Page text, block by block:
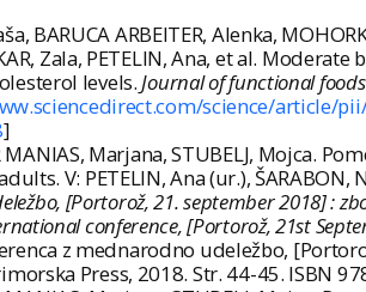
BARUCA ARBEITER, Alenka,
Zala, PETELIN, Ana, et al.
levels.Journal of functional foods
science/article/
]
MANIAS, Marjana, STUBELJ, Mojca.
V: PETELIN, Ana (ur.), ŠARABON,
[Portorož, 21. september 2018] :
conference, [Portorož, 21st
z mednarodno udeležbo,
Press, 2018. Str. 44-45. ISBN